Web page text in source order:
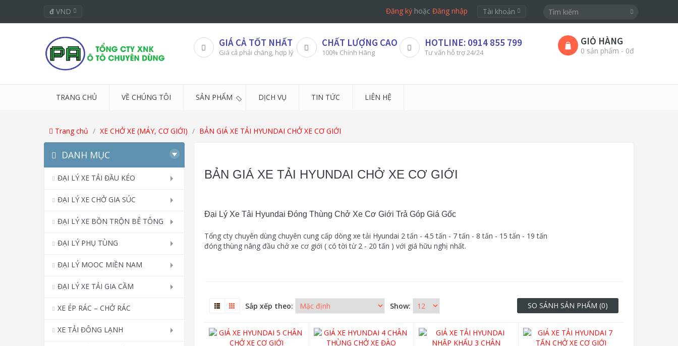
đ VND Đăng ký hoặcĐăng nhập Tài khoản
GIÁ CẢ TỐT NHẤT
Giá cả phải chăng, hợp lý
CHẤT LƯỢNG CAO
100% Chính Hãng
HOTLINE: 0914 855 799
Tư vấn hỗ trợ 24/24
GIỎ HÀNG
0 sản phẩm - 0đ
TRANG CHỦ VỀ CHÚNG TÔI SẢN PHẨM DỊCH VỤ TIN TỨC LIÊN HỆ
Trang chủ XE CHỞ XE (MÁY, CƠ GIỚI) BẢN GIÁ XE TẢI HYUNDAI CHỞ XE CƠ GIỚI
DANH MỤC
ĐẠI LÝ XE TẢI ĐẦU KÉO
ĐẠI LÝ XE CHỞ GIA SÚC
ĐẠI LÝ XE BỒN TRỘN BÊ TÔNG
ĐẠI LÝ PHỤ TÙNG
ĐẠI LÝ MOOC MIỀN NAM
ĐẠI LÝ XE TẢI GIA CẦM
XE ÉP RÁC – CHỞ RÁC
XE TẢI ĐÔNG LẠNH
BẢN GIÁ XE TẢI HYUNDAI CHỞ XE CƠ GIỚI
Đại Lý Xe Tải Hyundai Đóng Thùng Chở Xe Cơ Giới Trả Góp Giá Gốc
Tổng cty chuyên dùng chuyên cung cấp dòng xe tải Hyundai 2 tấn - 4.5 tấn - 7 tấn - 8 tấn - 15 tấn - 19 tấn
đóng thùng nâng đầu chở xe cơ giới ( có tời từ 2 - 20 tấn ) với giá hữu nghị nhất.
SO SÁNH SẢN PHẨM (0)
Sắp xếp theo: Show: